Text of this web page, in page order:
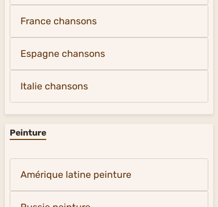
France chansons
Espagne chansons
Italie chansons
Peinture
Amérique latine peinture